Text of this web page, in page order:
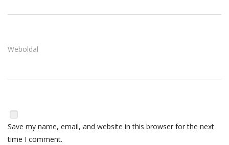
Weboldal
Save my name, email, and website in this browser for the next
time I comment.